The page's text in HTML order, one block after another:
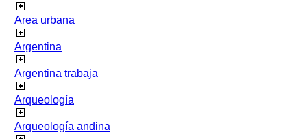
Area urbana
Argentina
Argentina trabaja
Arqueología
Arqueología andina